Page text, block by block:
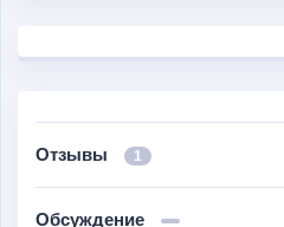
Отзывы 1
Обсуждение